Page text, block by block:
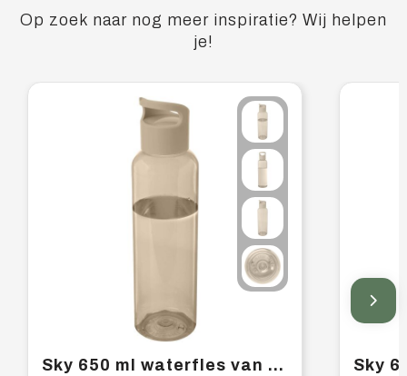
Op zoek naar nog meer inspiratie? Wij helpen
je!
Sky 650 ml waterfles van gerecycled plastic